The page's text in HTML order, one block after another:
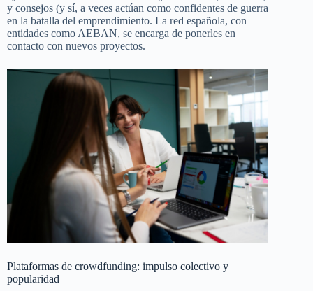
y consejos (y sí, a veces actúan como confidentes de guerra
en la batalla del emprendimiento. La red española, con
entidades como AEBAN, se encarga de ponerles en
contacto con nuevos proyectos.
Plataformas de crowdfunding: impulso colectivo y
popularidad